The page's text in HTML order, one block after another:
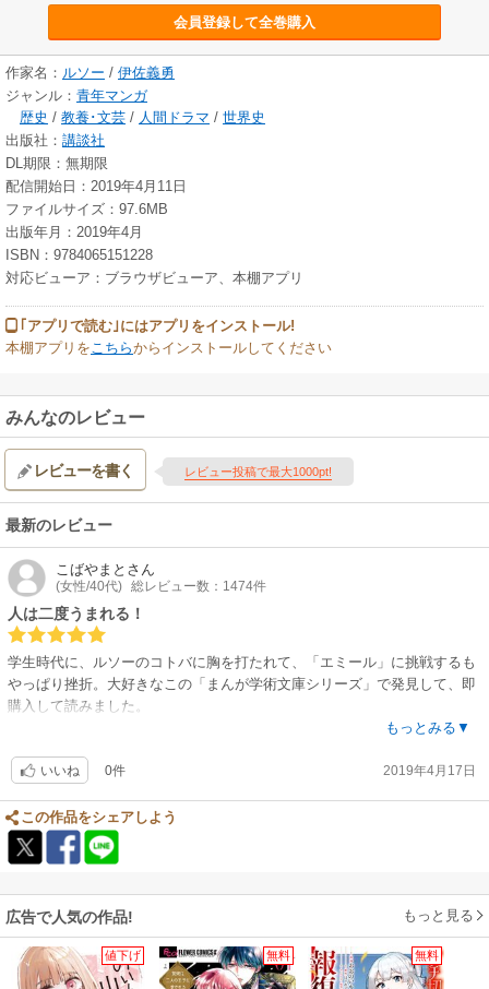
会員登録して全巻購入
作家名： ルソー / 伊佐義勇
ジャンル： 青年マンガ
歴史 / 教養･文芸 / 人間ドラマ / 世界史
出版社： 講談社
DL期限：無期限
配信開始日：2019年4月11日
ファイルサイズ：97.6MB
出版年月：2019年4月
ISBN：9784065151228
対応ビューア：ブラウザビューア、本棚アプリ
｢アプリで読む｣にはアプリをインストール!
本棚アプリをこちらからインストールしてください
みんなのレビュー
レビューを書く レビュー投稿で最大1000pt!
最新のレビュー
こばやまと さん
(女性/40代) 総レビュー数：1474件
人は二度うまれる！
学生時代に、ルソーのコトバに胸を打たれて、「エミール」に挑戦するも
やっぱり挫折。大好きなこの「まんが学術文庫シリーズ」で発見して、即
購入して読みました。
今まで読んだ「まんが学術文庫シリーズ」の作品より、難しく、言葉を咀
て中の今このタイミングで読めたことはとても良かったです。
が人格者ではないんだな、と思いました。
もっとみる▼
いいね 0件 2019年4月17日
この作品をシェアしよう
広告で人気の作品! もっと見る
値下げ 無料 無料